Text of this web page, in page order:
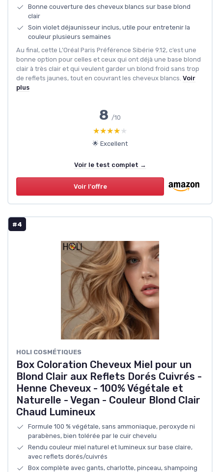
Bonne couverture des cheveux blancs sur base blond
clair
Soin violet déjaunisseur inclus, utile pour entretenir la
couleur plusieurs semaines
Au final, cette L’Oréal Paris Préférence Sibérie 9.12, c’est une
bonne option pour celles et ceux qui ont déjà une base blond
clair à très clair et qui veulent garder un blond froid sans trop
de reflets jaunes, tout en couvrant les cheveux blancs. Voir
plus
8 /10
★★★★★
★★★★★
🌟 Excellent
Voir le test complet →
Voir l'offre
#4
HOLI COSMÉTIQUES
Box Coloration Cheveux Miel pour un
Blond Clair aux Reflets Dorés Cuivrés -
Henne Cheveux - 100% Végétale et
Naturelle - Vegan - Couleur Blond Clair
Chaud Lumineux
Formule 100 % végétale, sans ammoniaque, peroxyde ni
parabènes, bien tolérée par le cuir chevelu
Rendu couleur miel naturel et lumineux sur base claire,
avec reflets dorés/cuivrés
Box complète avec gants, charlotte, pinceau, shampoing